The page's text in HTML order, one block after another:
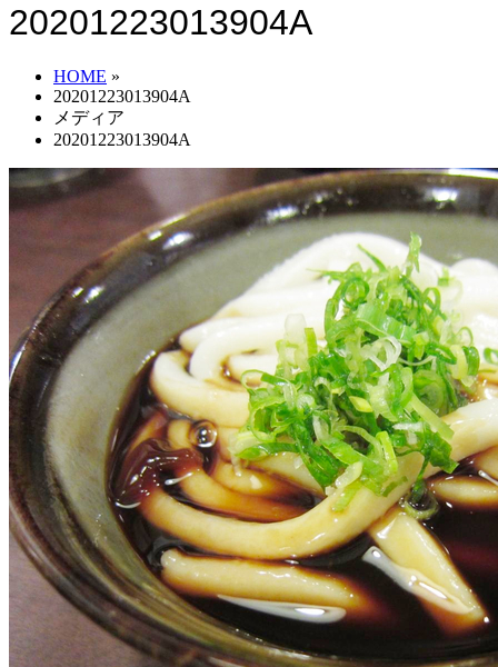
20201223013904A
HOME »
20201223013904A
メディア
20201223013904A